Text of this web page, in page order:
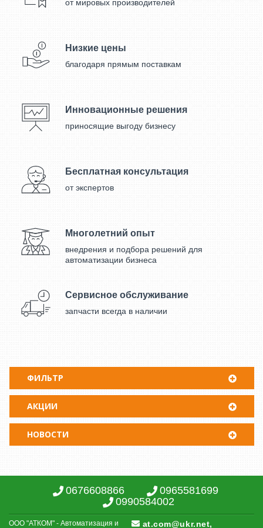
затрат времени. Большой плотности коды, плохого качества
от мировых производителей
Низкие цены
благодаря прямым поставкам
Инновационные решения
приносящие выгоду бизнесу
Бесплатная консультация
от экспертов
Многолетний опыт
внедрения и подбора решений для
автоматизации бизнеса
Сервисное обслуживание
запчасти всегда в наличии
ФИЛЬТР
АКЦИИ
НОВОСТИ
0676608866
0965581699
0990584002
ООО "АТКОМ" - Автоматизация и at.com@ukr.net,